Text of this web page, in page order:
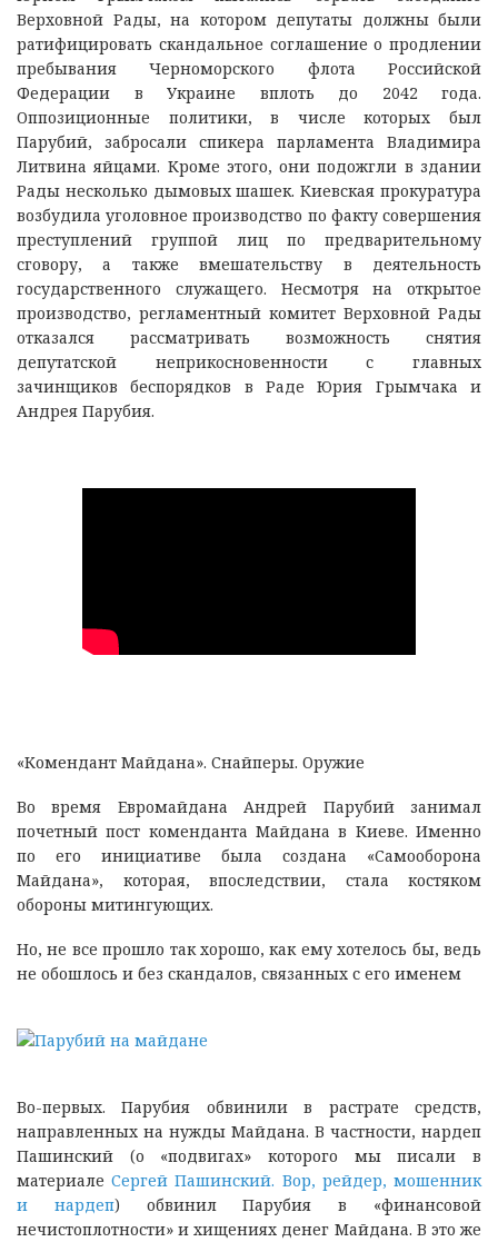
Верховной Рады, на котором депутаты должны были
ратифицировать скандальное соглашение о продлении
пребывания Черноморского флота Российской
Федерации в Украине вплоть до 2042 года.
Оппозиционные политики, в числе которых был
Парубий, забросали спикера парламента Владимира
Литвина яйцами. Кроме этого, они подожгли в здании
Рады несколько дымовых шашек. Киевская прокуратура
возбудила уголовное производство по факту совершения
преступлений группой лиц по предварительному
сговору, а также вмешательству в деятельность
государственного служащего. Несмотря на открытое
производство, регламентный комитет Верховной Рады
отказался рассматривать возможность снятия
депутатской неприкосновенности с главных
зачинщиков беспорядков в Раде Юрия Грымчака и
Андрея Парубия.
«Комендант Майдана». Снайперы. Оружие
Во время Евромайдана Андрей Парубий занимал
почетный пост коменданта Майдана в Киеве. Именно
по его инициативе была создана «Самооборона
Майдана», которая, впоследствии, стала костяком
обороны митингующих.
Но, не все прошло так хорошо, как ему хотелось бы, ведь
не обошлось и без скандалов, связанных с его именем
Во-первых. Парубия обвинили в растрате средств,
направленных на нужды Майдана. В частности, нардеп
Пашинский (о «подвигах» которого мы писали в
материалеСергей Пашинский. Вор, рейдер, мошенник
и нардеп) обвинил Парубия в «финансовой
нечистоплотности» и хищениях денег Майдана. В это же